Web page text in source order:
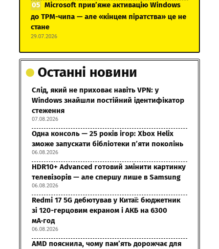
Microsoft прив’яже активацію Windows
до TPM-чипа — але «кінцем піратства» це не
стане
29.07.2026
Останні новини
Слід, який не приховає навіть VPN: у
Windows знайшли постійний ідентифікатор
стеження
07.08.2026
Одна консоль — 25 років ігор: Xbox Helix
зможе запускати бібліотеки п’яти поколінь
06.08.2026
HDR10+ Advanced готовий змінити картинку
телевізорів — але спершу лише в Samsung
06.08.2026
Redmi 17 5G дебютував у Китаї: бюджетник
зі 120-герцовим екраном і АКБ на 6300
мА·год
06.08.2026
AMD пояснила, чому пам’ять дорожчає для